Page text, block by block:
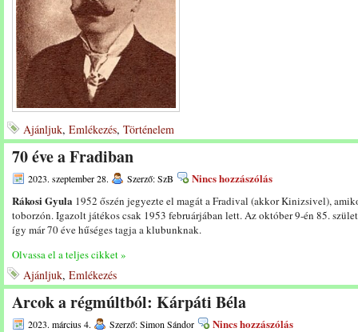
Ajánljuk, Emlékezés, Történelem
70 éve a Fradiban
2023. szeptember 28. Szerző: SzB
Nincs hozzászólás
Rákosi Gyula 1952 őszén jegyezte el magát a Fradival (akkor Kinizsivel),
toborzón. Igazolt játékos csak 1953 februárjában lett. Az október 9-én 85.
így már 70 éve hűséges tagja a klubunknak.
Olvassa el a teljes cikket »
Ajánljuk, Emlékezés
Arcok a régmúltból: Kárpáti Béla
2023. március 4. Szerző: Simon Sándor Nincs hozzászólás